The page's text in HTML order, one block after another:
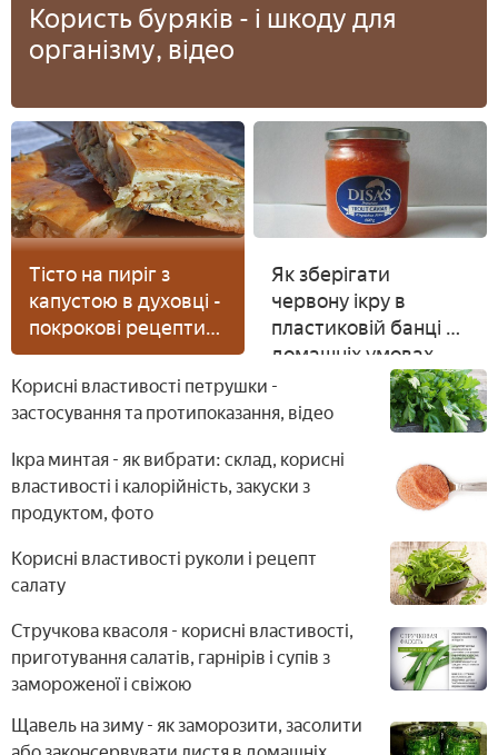
Користь буряків - і шкоду для
організму, відео
Тісто на пиріг з
капустою в духовці -
покрокові рецепти
приготування на
кефірі, воді або
молоці
Як зберігати
червону ікру в
пластиковій банці в
домашніх умовах
Корисні властивості петрушки -
застосування та протипоказання, відео
Ікра минтая - як вибрати: склад, корисні
властивості і калорійність, закуски з
продуктом, фото
Корисні властивості руколи і рецепт
салату
Стручкова квасоля - корисні властивості,
приготування салатів, гарнірів і супів з
замороженої і свіжою
Щавель на зиму - як заморозити, засолити